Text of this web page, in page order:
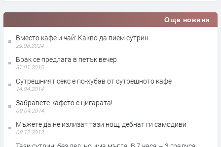
Още новини
Вместо кафе и чай: Какво да пием сутрин
29.08.2024
Брак се предлага в петък вечер
31.01.2015
Сутрешният секс е по-хубав от сутрешното кафе
14.04.2014
Забравете кафето с цигарата!
09.04.2014
Мъжете да не излизат тази нощ, дебнат ги самодиви
08.12.2013